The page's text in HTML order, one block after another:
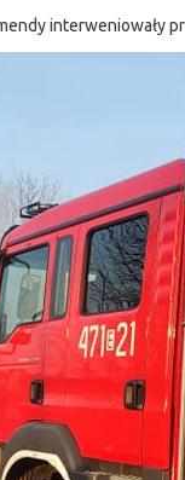
interweniowały